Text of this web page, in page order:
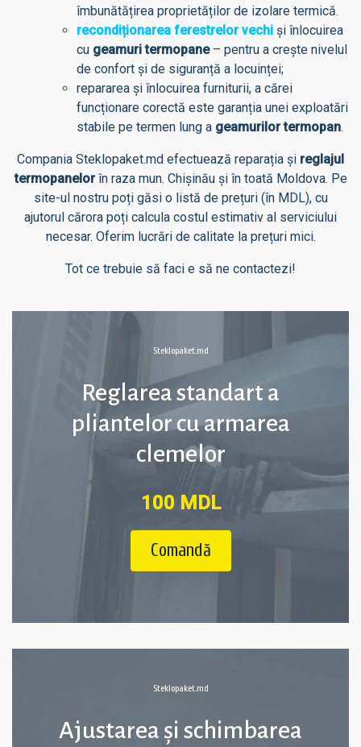
îmbunătățirea proprietăților de izolare termică.
recondiționarea ferestrelor vechi și înlocuirea
cu geamuri termopane– pentru a crește nivelul
de confort și de siguranță a locuinței;
repararea și înlocuirea furniturii, a cărei
funcționare corectă este garanția unei exploatări
stabile pe termen lung a geamurilor termopan.
Compania Steklopaket.md efectuează reparația și reglajul
termopanelorîn raza mun. Chișinău și în toată Moldova. Pe
site-ul nostru poți găsi o listă de prețuri (în MDL), cu
ajutorul cărora poți calcula costul estimativ al serviciului
necesar. Oferim lucrări de calitate la prețuri mici.
Tot ce trebuie să faci e să ne contactezi!
Steklopaket.md
Reglarea standart a
pliantelor cu armarea
clemelor
100 MDL
Comandă
Steklopaket.md
Ajustarea și schimbarea